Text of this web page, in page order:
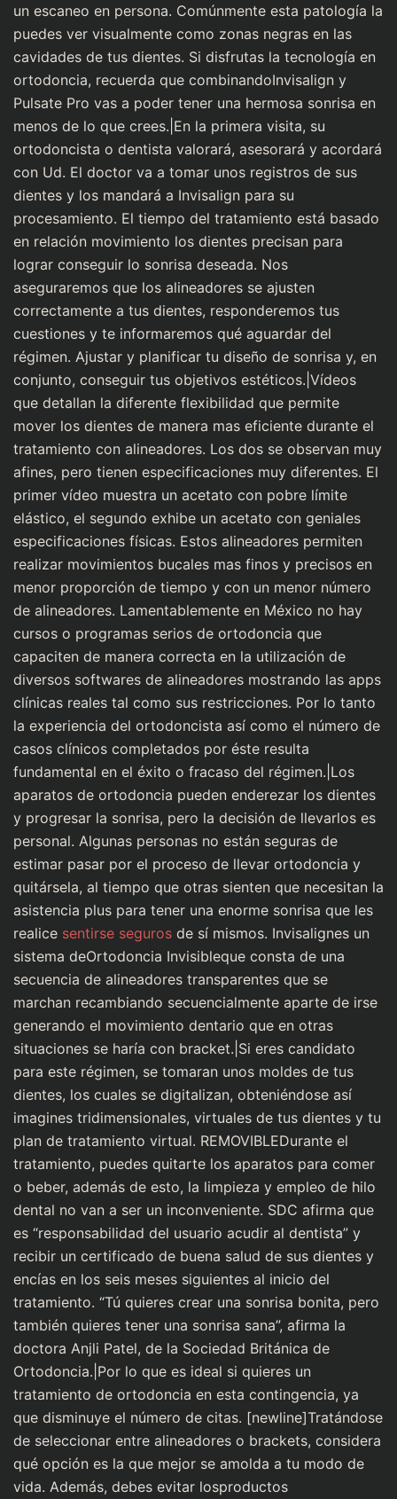
un escaneo en persona. Comúnmente esta patología la
puedes ver visualmente como zonas negras en las
cavidades de tus dientes. Si disfrutas la tecnología en
ortodoncia, recuerda que combinandoInvisalign y
Pulsate Pro vas a poder tener una hermosa sonrisa en
menos de lo que crees.|En la primera visita, su
ortodoncista o dentista valorará, asesorará y acordará
con Ud. El doctor va a tomar unos registros de sus
dientes y los mandará a Invisalign para su
procesamiento. El tiempo del tratamiento está basado
en relación movimiento los dientes precisan para
lograr conseguir lo sonrisa deseada. Nos
aseguraremos que los alineadores se ajusten
correctamente a tus dientes, responderemos tus
cuestiones y te informaremos qué aguardar del
régimen. Ajustar y planificar tu diseño de sonrisa y, en
conjunto, conseguir tus objetivos estéticos.|Vídeos
que detallan la diferente flexibilidad que permite
mover los dientes de manera mas eficiente durante el
tratamiento con alineadores. Los dos se observan muy
afines, pero tienen especificaciones muy diferentes. El
primer vídeo muestra un acetato con pobre límite
elástico, el segundo exhibe un acetato con geniales
especificaciones físicas. Estos alineadores permiten
realizar movimientos bucales mas finos y precisos en
menor proporción de tiempo y con un menor número
de alineadores. Lamentablemente en México no hay
cursos o programas serios de ortodoncia que
capaciten de manera correcta en la utilización de
diversos softwares de alineadores mostrando las apps
clínicas reales tal como sus restricciones. Por lo tanto
la experiencia del ortodoncista así como el número de
casos clínicos completados por éste resulta
fundamental en el éxito o fracaso del régimen.|Los
aparatos de ortodoncia pueden enderezar los dientes
y progresar la sonrisa, pero la decisión de llevarlos es
personal. Algunas personas no están seguras de
estimar pasar por el proceso de llevar ortodoncia y
quitársela, al tiempo que otras sienten que necesitan la
asistencia plus para tener una enorme sonrisa que les
realice sentirse seguros de sí mismos. Invisalignes un
sistema deOrtodoncia Invisibleque consta de una
secuencia de alineadores transparentes que se
marchan recambiando secuencialmente aparte de irse
generando el movimiento dentario que en otras
situaciones se haría con bracket.|Si eres candidato
para este régimen, se tomaran unos moldes de tus
dientes, los cuales se digitalizan, obteniéndose así
imagines tridimensionales, virtuales de tus dientes y tu
plan de tratamiento virtual. REMOVIBLEDurante el
tratamiento, puedes quitarte los aparatos para comer
o beber, además de esto, la limpieza y empleo de hilo
dental no van a ser un inconveniente. SDC afirma que
es “responsabilidad del usuario acudir al dentista” y
recibir un certificado de buena salud de sus dientes y
encías en los seis meses siguientes al inicio del
tratamiento. “Tú quieres crear una sonrisa bonita, pero
también quieres tener una sonrisa sana”, afirma la
doctora Anjli Patel, de la Sociedad Británica de
Ortodoncia.|Por lo que es ideal si quieres un
tratamiento de ortodoncia en esta contingencia, ya
que disminuye el número de citas. [newline]Tratándose
de seleccionar entre alineadores o brackets, considera
qué opción es la que mejor se amolda a tu modo de
vida. Además, debes evitar losproductos